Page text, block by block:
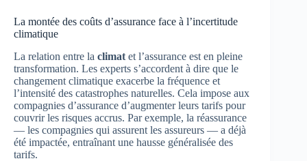
La montée des coûts d’assurance face à l’incertitude
climatique
La relation entre la climat et l’assurance est en pleine
transformation. Les experts s’accordent à dire que le
changement climatique exacerbe la fréquence et
l’intensité des catastrophes naturelles. Cela impose aux
compagnies d’assurance d’augmenter leurs tarifs pour
couvrir les risques accrus. Par exemple, la réassurance
— les compagnies qui assurent les assureurs — a déjà
été impactée, entraînant une hausse généralisée des
tarifs.